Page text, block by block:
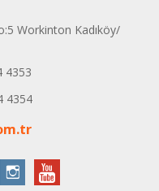
Workinton Kadıköy/
4353
4354